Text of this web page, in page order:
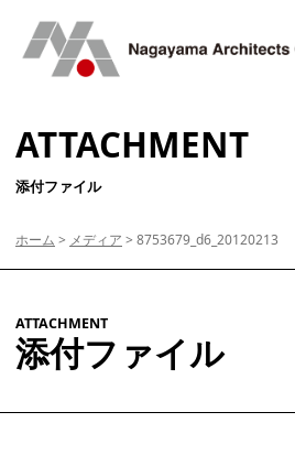
ATTACHMENT
添付ファイル
ホーム > メディア > 8753679_d6_20120213
ATTACHMENT
添付ファイル